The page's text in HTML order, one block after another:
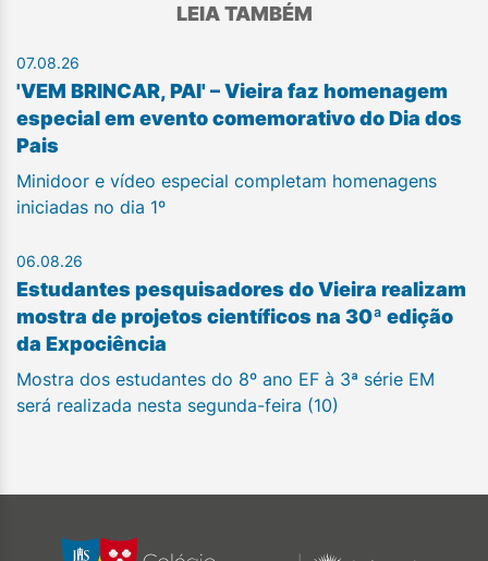
LEIA TAMBÉM
07.08.26
'VEM BRINCAR, PAI' – Vieira faz homenagem
especial em evento comemorativo do Dia dos
Pais
Minidoor e vídeo especial completam homenagens
iniciadas no dia 1º
06.08.26
Estudantes pesquisadores do Vieira realizam
mostra de projetos científicos na 30ª edição
da Expociência
Mostra dos estudantes do 8º ano EF à 3ª série EM
será realizada nesta segunda-feira (10)